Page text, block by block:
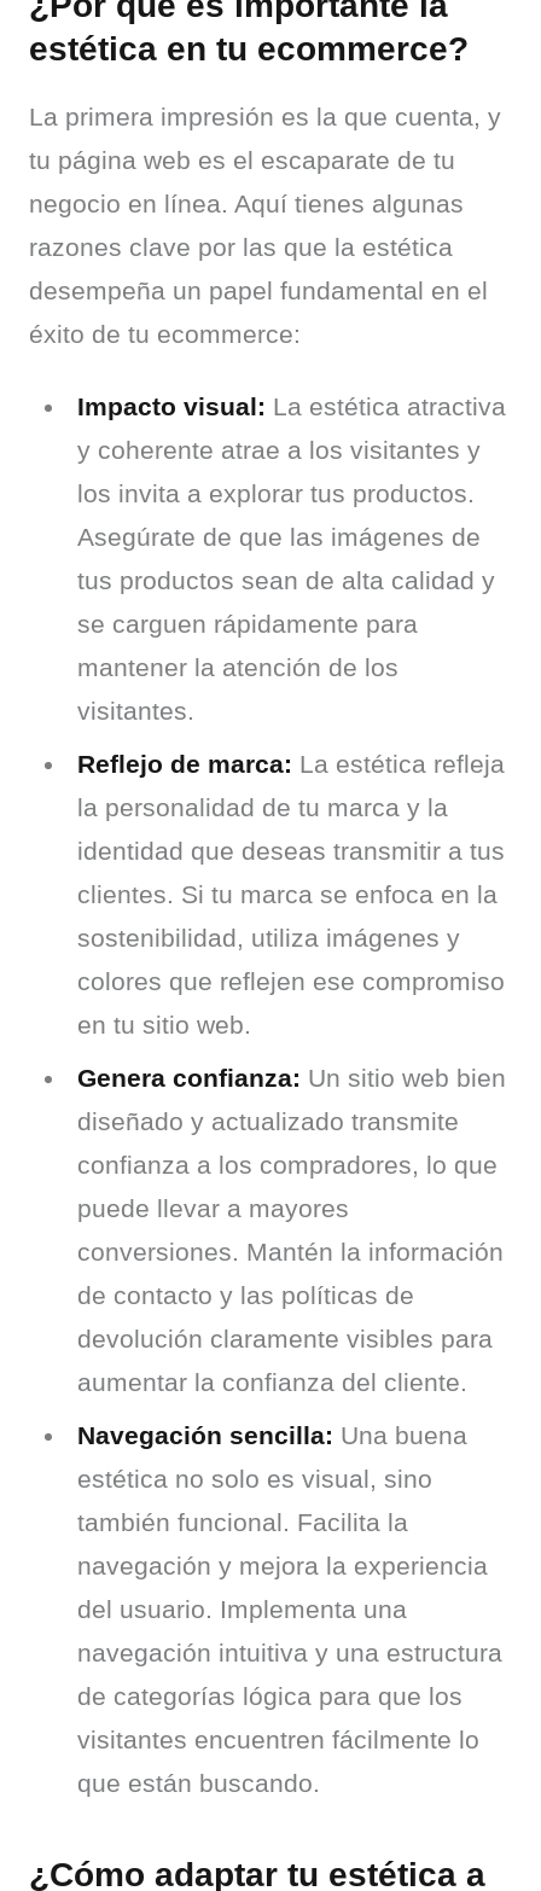
estética en tu ecommerce?
La primera impresión es la que cuenta, y
tu página web es el escaparate de tu
negocio en línea. Aquí tienes algunas
razones clave por las que la estética
desempeña un papel fundamental en el
éxito de tu ecommerce:
Impacto visual: La estética atractiva
y coherente atrae a los visitantes y
los invita a explorar tus productos.
Asegúrate de que las imágenes de
tus productos sean de alta calidad y
se carguen rápidamente para
mantener la atención de los
visitantes.
Reflejo de marca: La estética refleja
la personalidad de tu marca y la
identidad que deseas transmitir a tus
clientes. Si tu marca se enfoca en la
sostenibilidad, utiliza imágenes y
colores que reflejen ese compromiso
en tu sitio web.
Genera confianza: Un sitio web bien
diseñado y actualizado transmite
confianza a los compradores, lo que
puede llevar a mayores
conversiones. Mantén la información
de contacto y las políticas de
devolución claramente visibles para
aumentar la confianza del cliente.
Navegación sencilla: Una buena
estética no solo es visual, sino
también funcional. Facilita la
navegación y mejora la experiencia
del usuario. Implementa una
navegación intuitiva y una estructura
de categorías lógica para que los
visitantes encuentren fácilmente lo
que están buscando.
¿Cómo adaptar tu estética a